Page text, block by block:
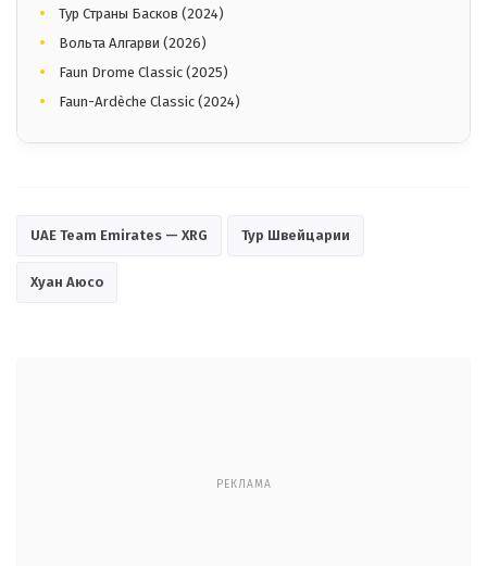
Тур Страны Басков (2024)
Вольта Алгарви (2026)
Faun Drome Classic (2025)
Faun-Ardèche Classic (2024)
UAE Team Emirates — XRG Тур Швейцарии
Хуан Аюсо
РЕКЛАМА